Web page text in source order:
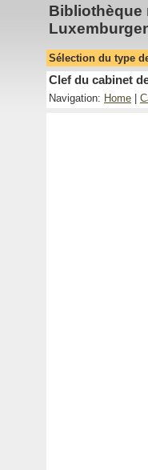
Bibliothèque
Sélection du type
Clef du cabinet
Navigation: Home